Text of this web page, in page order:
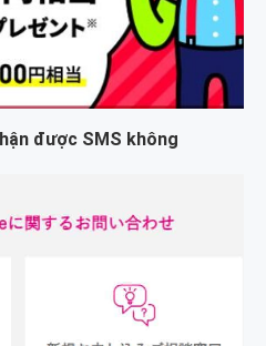
được SMS không